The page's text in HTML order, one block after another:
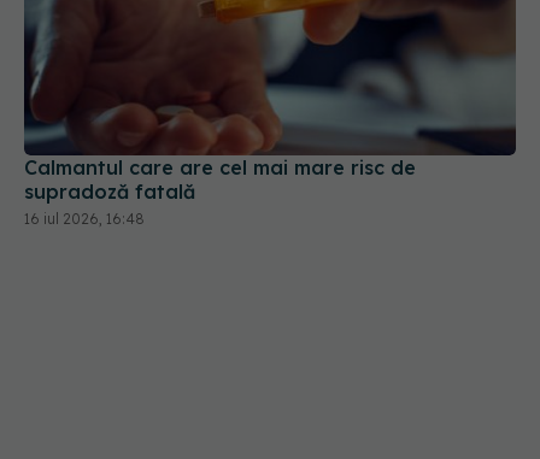
Calmantul care are cel mai mare risc de
supradoză fatală
16 iul 2026, 16:48